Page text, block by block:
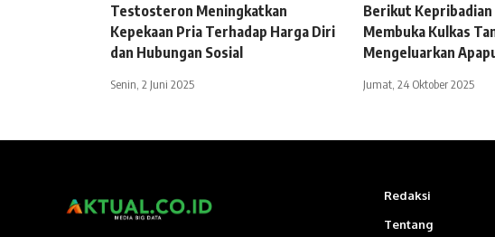
Testosteron Meningkatkan
Kepekaan Pria Terhadap Harga Diri
dan Hubungan Sosial
Senin, 2 Juni 2025
Berikut Kepribadian
Membuka Kulkas
Mengeluarkan
Jumat, 24 Oktober 2025
Redaksi
Tentang